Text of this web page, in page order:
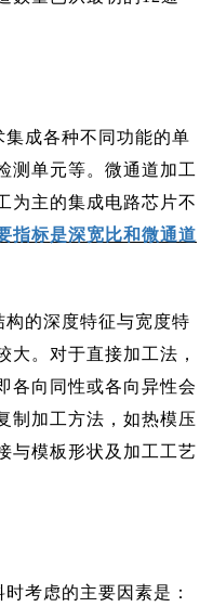
成各种不同功能的单
测单元等。微通道加工
为主的集成电路芯片不
指标是深宽比和微通道
的深度特征与宽度特
大。对于直接加工法，
各向同性或各向异性会
制加工方法，如热模压
与模板形状及加工工艺
考虑的主要因素是：